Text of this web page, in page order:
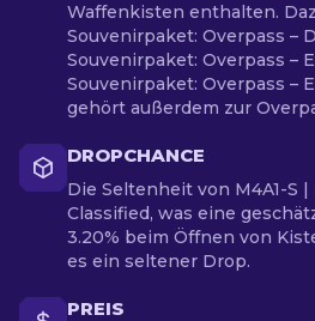
Waffenkisten enthalten.
Souvenirpaket: Overpass –
Souvenirpaket: Overpass –
Souvenirpaket: Overpass –
gehört außerdem zur
DROPCHANCE
Die Seltenheit von M4A1-S
Classified, was eine
3.20% beim Öffnen von
es ein seltener Drop.
PREIS